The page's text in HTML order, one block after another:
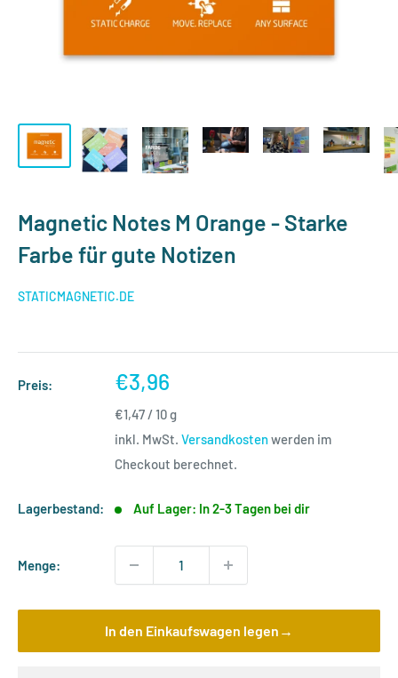
Magnetic Notes M Orange - Starke
Farbe für gute Notizen
STATICMAGNETIC.DE
Preis: Sonderpreis
€3,96
€1,47 /10g
inkl. MwSt. Versandkostenwerden im
Checkout berechnet.
Lagerbestand: Auf Lager: In 2-3 Tagen bei dir
Menge:
In den Einkaufswagen legen→